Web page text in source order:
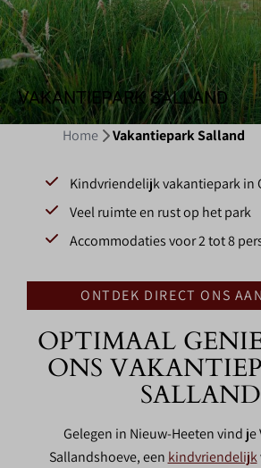
VAKANTIEPARK SALLAND
Home Vakantiepark Salland
Kindvriendelijk vakantiepark in
Veel ruimte en rust op het park
Accommodaties voor 2 tot 8
ONTDEK DIRECT ONS
OPTIMAAL
ONS
SALLAND
Gelegen in Nieuw-Heeten vind
Sallandshoeve, een kindvriendelijk